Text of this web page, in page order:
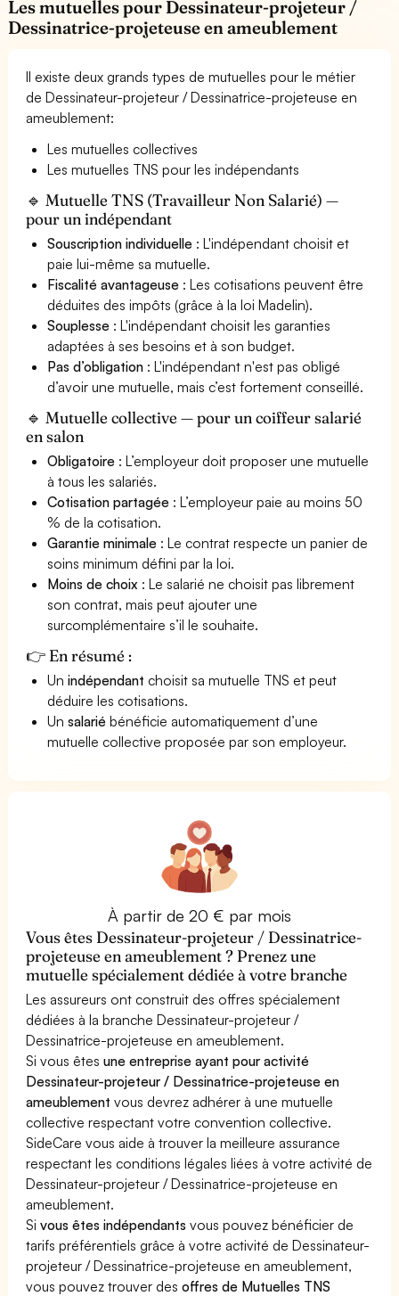
Les mutuelles pour Dessinateur-projeteur /
Dessinatrice-projeteuse en ameublement
Il existe deux grands types de mutuelles pour le métier
de Dessinateur-projeteur / Dessinatrice-projeteuse en
ameublement:
Les mutuelles collectives
Les mutuelles TNS pour les indépendants
🔹 Mutuelle TNS (Travailleur Non Salarié) —
pour un indépendant
Souscription individuelle : L'indépendant choisit et
paie lui-même sa mutuelle.
Fiscalité avantageuse : Les cotisations peuvent être
déduites des impôts (grâce à la loi Madelin).
Souplesse : L'indépendant choisit les garanties
adaptées à ses besoins et à son budget.
Pas d’obligation : L'indépendant n'est pas obligé
d’avoir une mutuelle, mais c’est fortement conseillé.
🔹 Mutuelle collective — pour un coiffeur salarié
en salon
Obligatoire : L’employeur doit proposer une mutuelle
à tous les salariés.
Cotisation partagée : L’employeur paie au moins 50
% de la cotisation.
Garantie minimale : Le contrat respecte un panier de
soins minimum défini par la loi.
Moins de choix : Le salarié ne choisit pas librement
son contrat, mais peut ajouter une
surcomplémentaire s’il le souhaite.
👉 En résumé :
Unindépendant choisit sa mutuelle TNS et peut
déduire les cotisations.
Unsalarié bénéficie automatiquement d’une
mutuelle collective proposée par son employeur.
À partir de 20 € par mois
Vous êtes Dessinateur-projeteur / Dessinatrice-
projeteuse en ameublement ? Prenez une
mutuelle spécialement dédiée à votre branche
Les assureurs ont construit des offres spécialement
dédiées à la branche Dessinateur-projeteur /
Dessinatrice-projeteuse en ameublement.
Si vous êtesune entreprise ayant pour activité
Dessinateur-projeteur / Dessinatrice-projeteuse en
ameublement vous devrez adhérer à une mutuelle
collective respectant votre convention collective.
SideCare vous aide à trouver la meilleure assurance
respectant les conditions légales liées à votre activité de
Dessinateur-projeteur / Dessinatrice-projeteuse en
ameublement.
Sivous êtes indépendants vous pouvez bénéficier de
tarifs préférentiels grâce à votre activité de Dessinateur-
projeteur / Dessinatrice-projeteuse en ameublement,
vous pouvez trouver desoffres de Mutuelles TNS